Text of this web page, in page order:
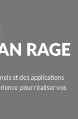
et des applications
pour réaliser vos